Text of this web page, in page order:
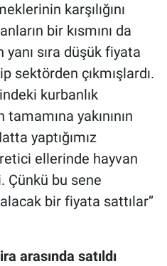
karşılığını
bir kısmını da
yanı sıra düşük fiyata
sektörden çıkmışlardı.
kurbanlık
yakınının
yaptığımız
ellerinde hayvan
Çünkü bu sene
bir fiyata sattılar’’
arasında satıldı